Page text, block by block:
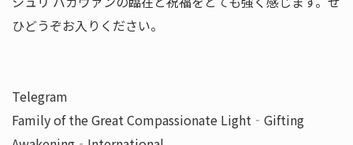
ひどうぞお入りください。
Telegram
Family of the Great Compassionate Light‐Gifting